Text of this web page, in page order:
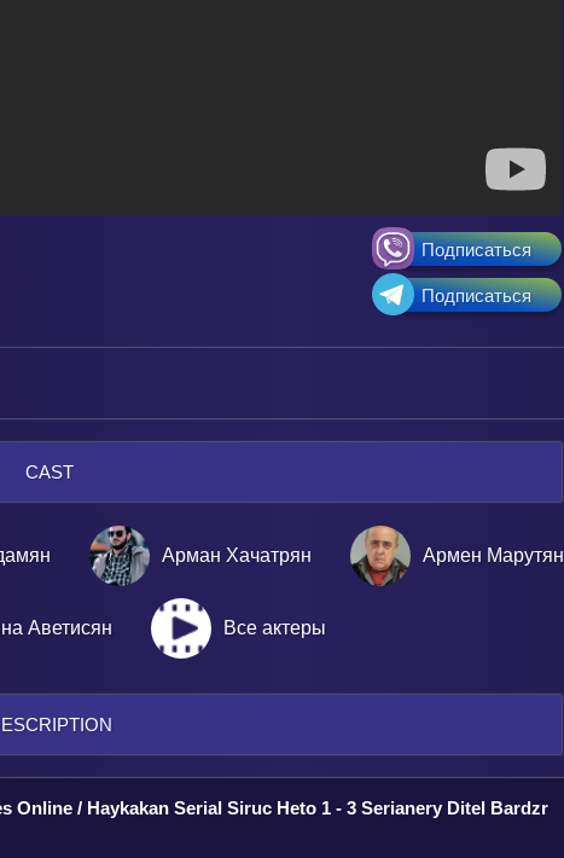
Подписаться
Подписаться
CAST
Арман Хачатрян Армен Марутян
Аветисян Все актеры
Online / Haykakan Serial Siruc Heto 1 - 3 Serianery Ditel Bardzr